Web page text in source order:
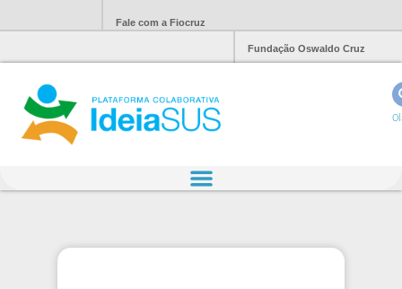
Fale com a Fiocruz
Fundação Oswaldo Cruz